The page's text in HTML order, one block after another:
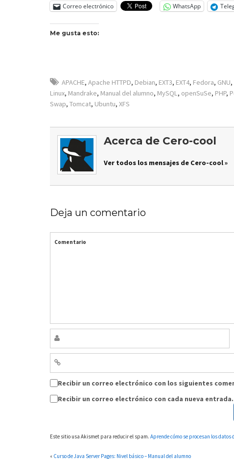
Correo electrónico WhatsApp
Me gusta esto:
APACHE, Apache HTTPD, Debian, EXT3, EXT4, Fedora, GNU,
Linux, Mandrake, Manual del alumno, MySQL, openSuSe, PHP,
Swap, Tomcat, Ubuntu, XFS
Acerca de Cero-cool
Ver todos los mensajes de Cero-cool »
Deja un comentario
Comentario
Recibir un correo electrónico con los siguientes
Recibir un correo electrónico con cada nueva entrada.
Este sitio usa Akismet para reducir el spam. Aprende cómo se procesan los datos
« Curso de Java Server Pages: Nivel básico – Manual del alumno